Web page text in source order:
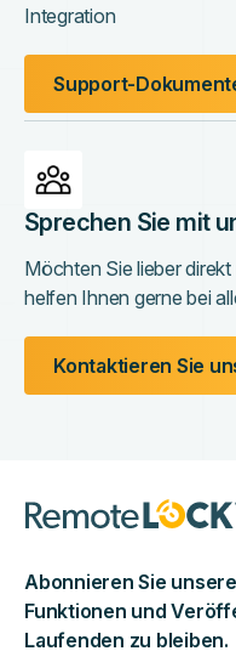
Integration
Support-
Sprechen Sie mit
Möchten Sie lieber
helfen Ihnen gerne bei
Kontaktieren Sie
Abonnieren Sie
Funktionen und
Laufenden zu bleiben.